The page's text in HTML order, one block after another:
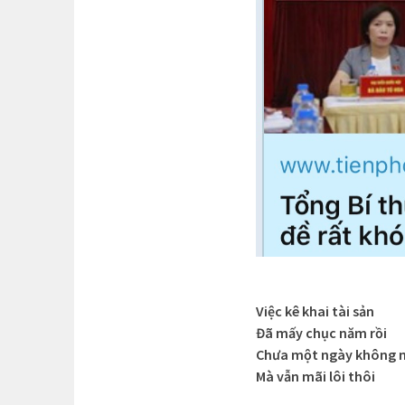
Việc kê khai tài sản
Đã mấy chục năm rồi
Chưa một ngày không
Mà vẫn mãi lôi thôi